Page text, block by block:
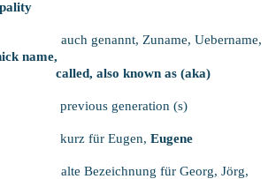
auch genannt, Zuname, Uebername,
name,
called, also known as (aka)
previous generation (s)
kurz für Eugen, Eugene
alte Bezeichnung für Georg, Jörg,